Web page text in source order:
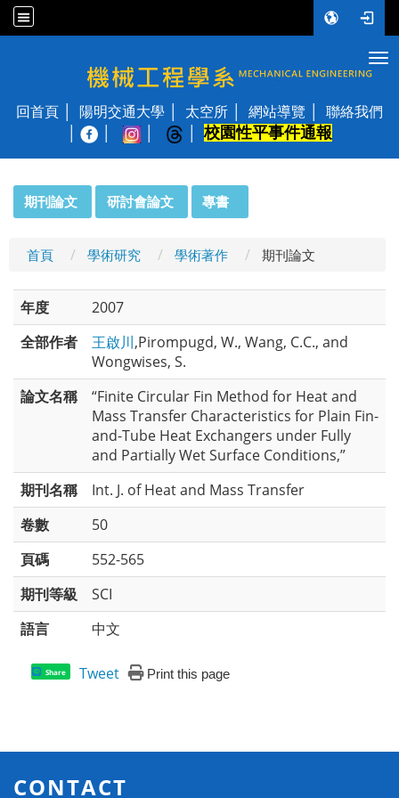
國立陽明交通大學 機械工程學系
回首頁 陽明交通大學 太空所 網站導覽
聯絡我們
校園性平事件通報
期刊論文 研討會論文 專書
首頁 學術研究 學術著作 期刊論文
年度
2007
全部作者
王啟川,Pirompugd, W., Wang, C.C., and
Wongwises, S.
論文名稱
“Finite Circular Fin Method for Heat and
Mass Transfer Characteristics for Plain Fin-
and-Tube Heat Exchangers under Fully
and Partially Wet Surface Conditions,”
期刊名稱
Int. J. of Heat and Mass Transfer
卷數
50
頁碼
552-565
期刊等級
SCI
語言
中文
Share Tweet Print this page
CONTACT